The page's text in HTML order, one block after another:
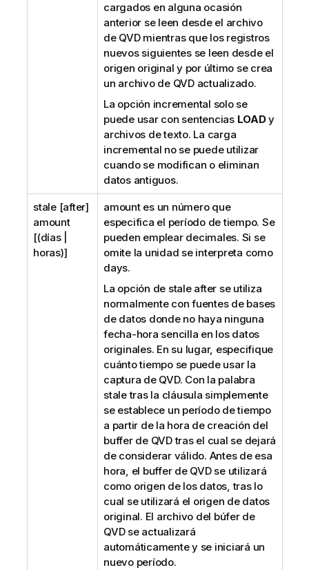
cargados en alguna ocasión
anterior se leen desde el archivo
de QVDmientras que los registros
nuevos siguientes se leen desde el
origen original y por último se crea
un archivo de QVDactualizado.
La opción incremental solo se
puede usar con sentencias LOADy
archivos de texto. La carga
incremental no se puede utilizar
cuando se modifican o eliminan
datos antiguos.
stale [after]
amount
[(días |
horas)]
amountes un número que
especifica el período de tiempo. Se
pueden emplear decimales. Si se
omite la unidad se interpreta como
days.
La opción de stale after se utiliza
normalmente con fuentes de bases
de datos donde no haya ninguna
fecha-hora sencilla en los datos
originales. En su lugar, especifique
cuánto tiempo se puede usar la
captura de QVD. Con la palabra
stale tras la cláusula simplemente
se establece un período de tiempo
a partir de la hora de creación del
buffer de QVDtras el cual se dejará
de considerar válido. Antes de esa
hora, el buffer de QVDse utilizará
como origen de los datos, tras lo
cual se utilizará el origen de datos
original. El archivo del búfer de
QVDse actualizará
automáticamente y se iniciará un
nuevo período.